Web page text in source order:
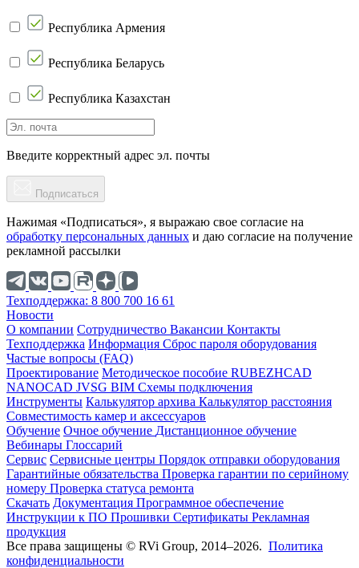
Республика Армения
Республика Беларусь
Республика Казахстан
Введите корректный адрес эл. почты
Подписаться
Нажимая «Подписаться», я выражаю свое согласие на
обработку персональных данных и даю согласие на получение
рекламной рассылки
Техподдержка: 8 800 700 16 61
Новости
О компании Cотрудничество Вакансии Контакты
Техподдержка Информация Сброс пароля оборудования
Частые вопросы (FAQ)
Проектирование Методическое пособие RUBEZHCAD
NANOCAD JVSG BIM Схемы подключения
Инструменты Калькулятор архива Калькулятор расстояния
Совместимость камер и аксессуаров
Обучение Очное обучение Дистанционное обучение
Вебинары Глоссарий
Сервис Сервисные центры Порядок отправки оборудования
Гарантийные обязательства Проверка гарантии по серийному
номеру Проверка статуса ремонта
Скачать Документация Программное обеспечение
Инструкции к ПО Прошивки Сертификаты Рекламная
продукция
Все права защищены © RVi Group, 2014–2026. Политика
конфиденциальности